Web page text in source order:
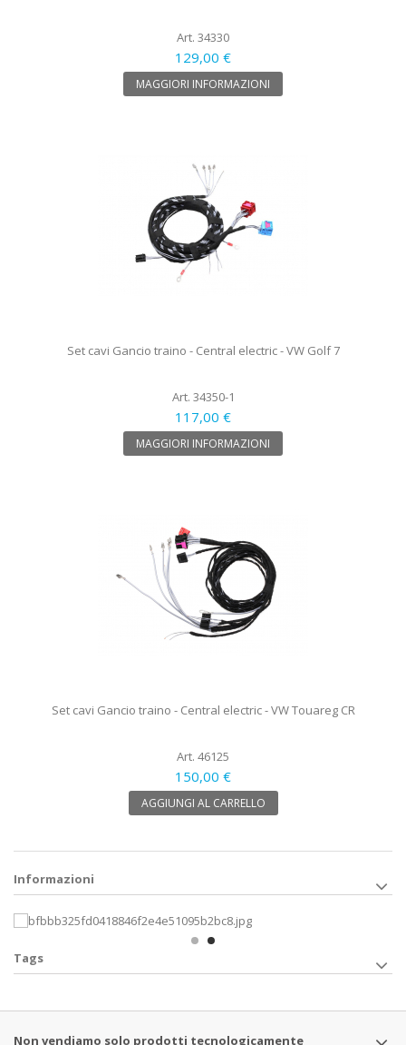
Art. 34330
129,00 €
MAGGIORI INFORMAZIONI
Set cavi Gancio traino - Central electric - VW Golf 7
Art. 34350-1
117,00 €
MAGGIORI INFORMAZIONI
Set cavi Gancio traino - Central electric - VW Touareg CR
Art. 46125
150,00 €
AGGIUNGI AL CARRELLO
Informazioni
Tags
Non vendiamo solo prodotti tecnologicamente